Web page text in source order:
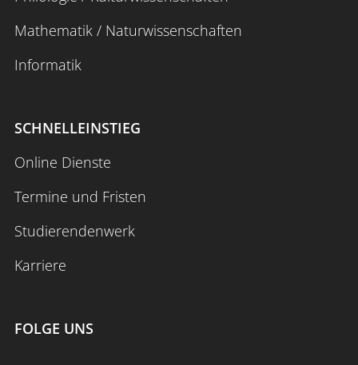
Mathematik / Naturwissenschaften
Informatik
SCHNELLEINSTIEG
Online Dienste
Termine und Fristen
Studierendenwerk
Karriere
FOLGE UNS